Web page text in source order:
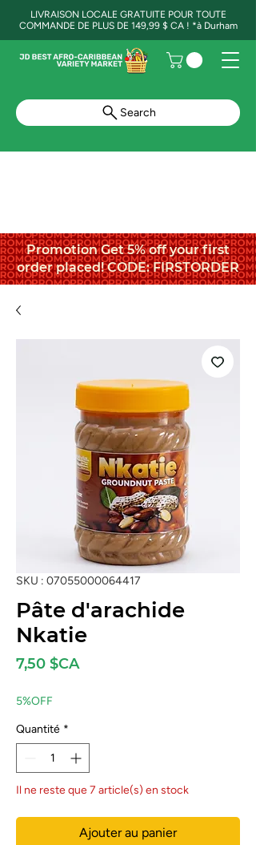
LIVRAISON LOCALE GRATUITE POUR TOUTE
COMMANDE DE PLUS DE 149,99 $ CA ! *à Durham
Search
Promotion Get 5% off your first
order placed! CODE: FIRSTORDER
SKU : 07055000064417
Pâte d'arachide
Nkatie
7,50 $CAPrix
5%OFF
Quantité *
Il ne reste que 7 article(s) en stock
Ajouter au panier